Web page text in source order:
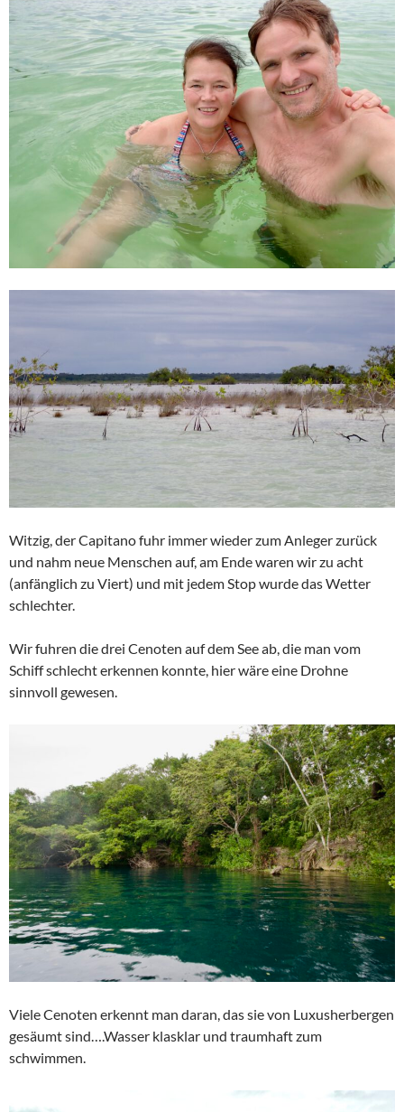
Witzig, der Capitano fuhr immer wieder zum Anleger zurück
und nahm neue Menschen auf, am Ende waren wir zu acht
(anfänglich zu Viert) und mit jedem Stop wurde das Wetter
schlechter.
Wir fuhren die drei Cenoten auf dem See ab, die man vom
Schiff schlecht erkennen konnte, hier wäre eine Drohne
sinnvoll gewesen.
Viele Cenoten erkennt man daran, das sie von Luxusherbergen
gesäumt sind….Wasser klasklar und traumhaft zum
schwimmen.